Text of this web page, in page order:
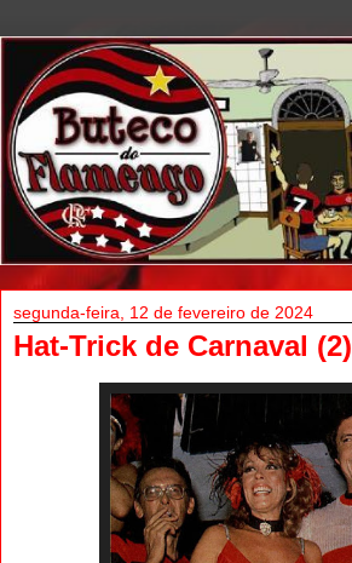
segunda-feira, 12 de fevereiro de 2024
Hat-Trick de Carnaval (2)